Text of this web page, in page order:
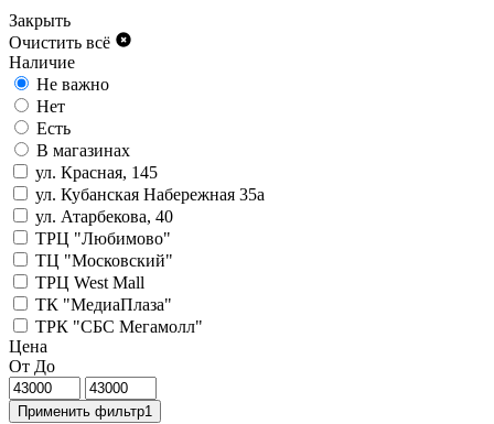
Закрыть
Очистить всё
Наличие
Не важно
Нет
Есть
В магазинах
ул. Красная, 145
ул. Кубанская Набережная 35а
ул. Атарбекова, 40
ТРЦ "Любимово"
ТЦ "Московский"
ТРЦ West Mall
ТК "МедиаПлаза"
ТРК "СБС Мегамолл"
Цена
От До
Применить фильтр1